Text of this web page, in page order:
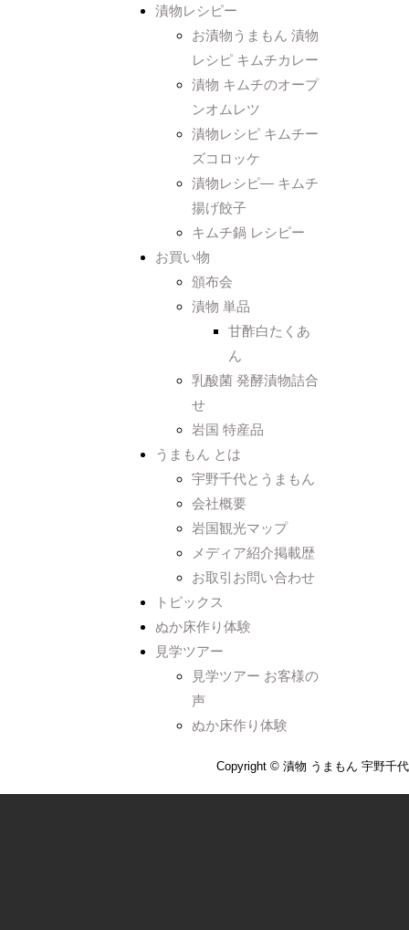
漬物レシピー
お漬物うまもん 漬物
レシピ キムチカレー
漬物 キムチのオープ
ンオムレツ
漬物レシピ キムチー
ズコロッケ
漬物レシピ― キムチ
揚げ餃子
キムチ鍋 レシピー
お買い物
頒布会
漬物 単品
甘酢白たくあ
ん
乳酸菌 発酵漬物詰合
せ
岩国 特産品
うまもん とは
宇野千代とうまもん
会社概要
岩国観光マップ
メディア紹介掲載歴
お取引お問い合わせ
トピックス
ぬか床作り体験
見学ツアー
見学ツアー お客様の
声
ぬか床作り体験
Copyright © 漬物 うまもん 宇野千